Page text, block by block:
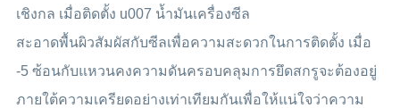
เชิงกล เมื่อติดตั้ง u007 น้ำมันเครื่องซีล
สะอาดพื้นผิวสัมผัสกับซีลเพื่อความสะดวกในการติดตั้ง เมื่อ
-5 ซ้อนกับแหวนคงความดันครอบคลุมการยึดสกรูจะต้องอยู่
ภายใต้ความเครียดอย่างเท่าเทียมกันเพื่อให้แน่ใจว่าความ